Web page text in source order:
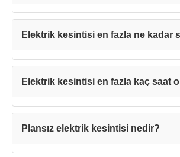
Elektrik kesintisi en fazla ne kadar
Elektrik kesintisi en fazla kaç saat
Plansız elektrik kesintisi nedir?
Mesajınız başarıyla
sürede sizinle iletişime